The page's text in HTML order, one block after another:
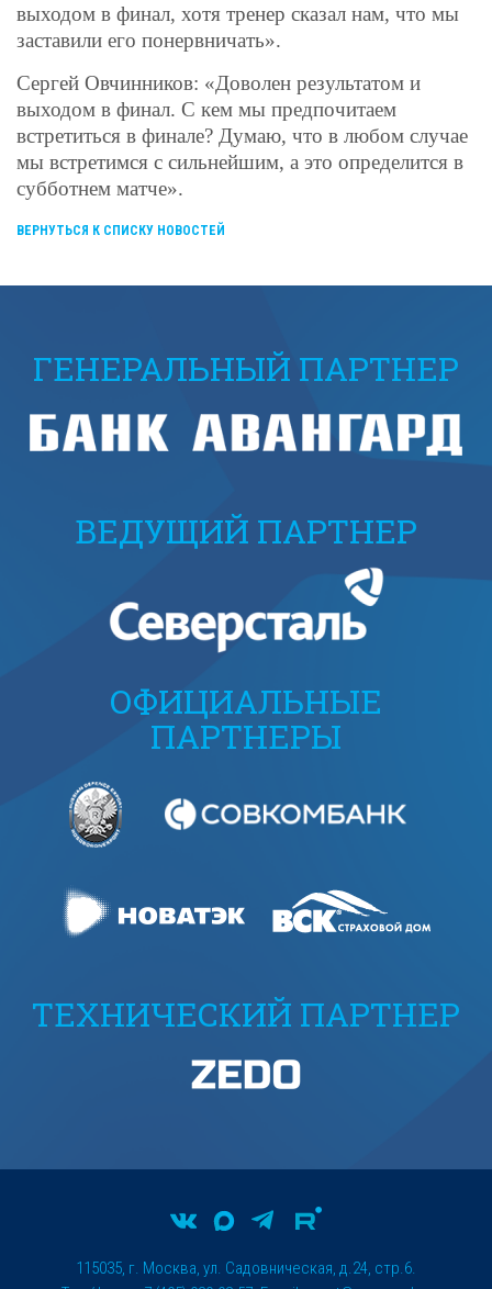
выходом в финал, хотя тренер сказал нам, что мы
заставили его понервничать».
Сергей Овчинников: «Доволен результатом и
выходом в финал. С кем мы предпочитаем
встретиться в финале? Думаю, что в любом случае
мы встретимся с сильнейшим, а это определится в
субботнем матче».
ВЕРНУТЬСЯ К СПИСКУ НОВОСТЕЙ
ГЕНЕРАЛЬНЫЙ ПАРТНЕР
ВЕДУЩИЙ ПАРТНЕР
ОФИЦИАЛЬНЫЕ
ПАРТНЕРЫ
ТЕХНИЧЕСКИЙ ПАРТНЕР
115035, г. Москва, ул. Садовническая, д.24, стр.6.